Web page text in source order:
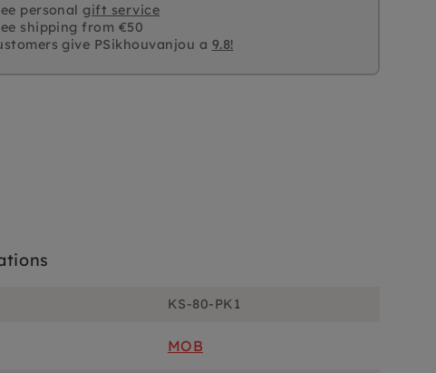
personalgift service
shipping from €50
give PSikhouvanjou a 9.8!
KS-80-PK1
MOB